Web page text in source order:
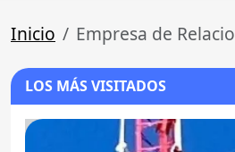
Inicio Empresa de
LOS MÁS VISITADOS